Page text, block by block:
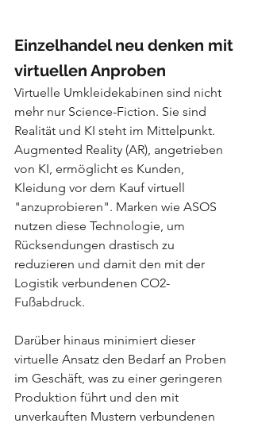
Einzelhandel neu denken mit
virtuellen Anproben
Virtuelle Umkleidekabinen sind nicht
mehr nur Science-Fiction. Sie sind
Realität und KI steht im Mittelpunkt.
Augmented Reality (AR), angetrieben
von KI, ermöglicht es Kunden,
Kleidung vor dem Kauf virtuell
"anzuprobieren". Marken wie ASOS
nutzen diese Technologie, um
Rücksendungen drastisch zu
reduzieren und damit den mit der
Logistik verbundenen CO2-
Fußabdruck.
Darüber hinaus minimiert dieser
virtuelle Ansatz den Bedarf an Proben
im Geschäft, was zu einer geringeren
Produktion führt und den mit
unverkauften Mustern verbundenen